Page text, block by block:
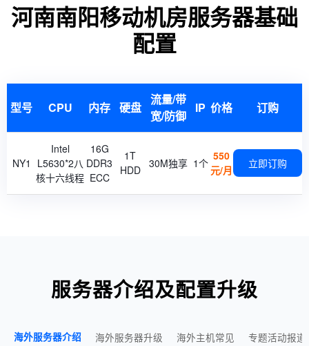
河南南阳移动机房服务器基础
配置
型号 CPU 内存 硬盘
流量/带
宽/防御
IP 价格 订购
NY1
Intel
L5630*2八
核十六线程
16G
DDR3
ECC
1T
HDD
30M独享 1个
550
元/月
立即订购
服务器介绍及配置升级
海外服务器介绍 海外服务器升级 海外主机常见 专题活动报道